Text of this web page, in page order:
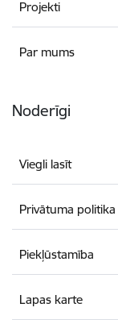
Projekti
Par mums
Noderīgi
Viegli lasīt
Privātuma politika
Piekļūstamība
Lapas karte